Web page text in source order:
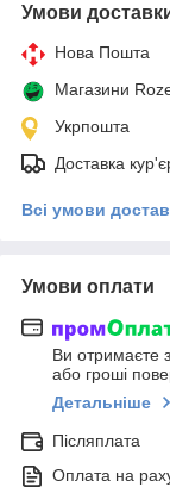
Умови
Нова Пошта
Магазини
Укрпошта
Доставка
Всі умови
Умови оплати
Ви отримаєте
або гроші
Детальніше
Післяплата
Оплата на